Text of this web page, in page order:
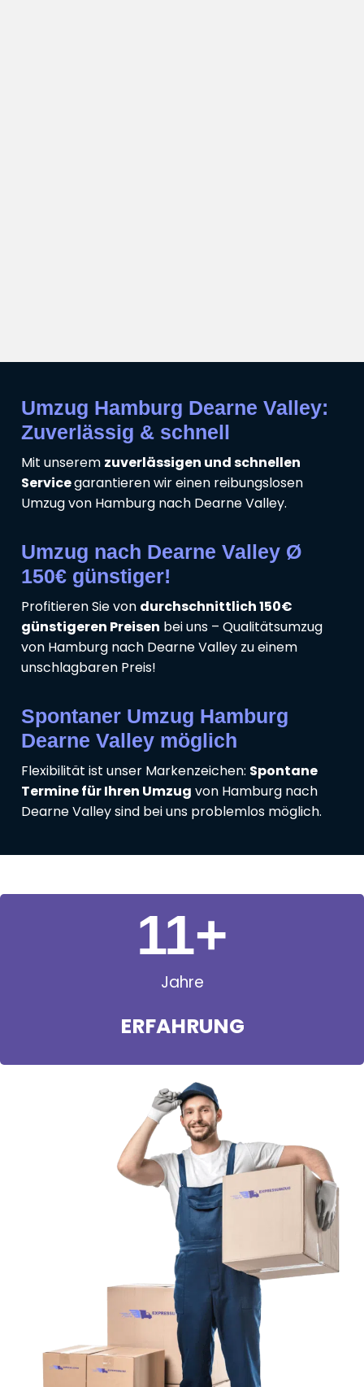
Umzug Hamburg Dearne Valley:
Zuverlässig & schnell
Mit unserem zuverlässigen und schnellen
Servicegarantieren wir einen reibungslosen
Umzug von Hamburg nach Dearne Valley.
Umzug nach Dearne Valley Ø
150€ günstiger!
Profitieren Sie von durchschnittlich 150€
günstigeren Preisen bei uns – Qualitätsumzug
von Hamburg nach Dearne Valley zu einem
unschlagbaren Preis!
Spontaner Umzug Hamburg
Dearne Valley möglich
Flexibilität ist unser Markenzeichen: Spontane
Termine für Ihren Umzug von Hamburg nach
Dearne Valley sind bei uns problemlos möglich.
Jahre
ERFAHRUNG
11+